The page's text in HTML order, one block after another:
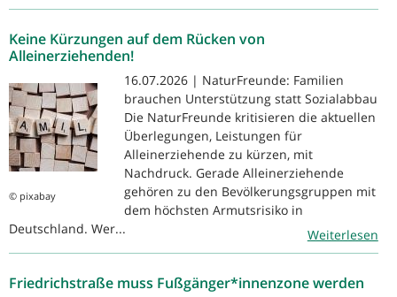
Keine Kürzungen auf dem Rücken von
Alleinerziehenden!
© pixabay
16.07.2026 | NaturFreunde: Familien
brauchen Unterstützung statt Sozialabbau
Die NaturFreunde kritisieren die aktuellen
Überlegungen, Leistungen für
Alleinerziehende zu kürzen, mit
Nachdruck. Gerade Alleinerziehende
gehören zu den Bevölkerungsgruppen mit
dem höchsten Armutsrisiko in
Deutschland. Wer...
Weiterlesen
Friedrichstraße muss Fußgänger*innenzone werden